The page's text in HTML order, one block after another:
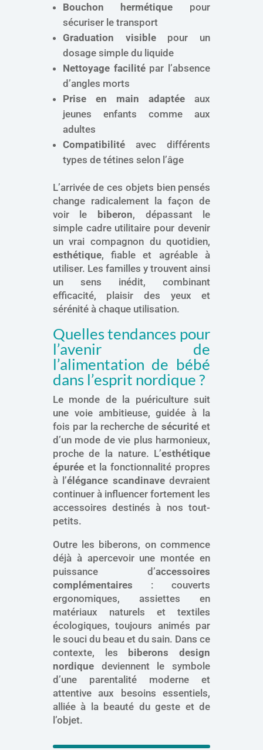
Bouchon hermétique pour
sécuriser le transport
Graduation visiblepour un
dosage simple du liquide
Nettoyage facilitépar l’absence
d’angles morts
Prise en main adaptée aux
jeunes enfants comme aux
adultes
Compatibilitéavec différents
types de tétines selon l’âge
L’arrivée de ces objets bien pensés
change radicalement la façon de
voir le
biberon, dépassant le
simple cadre utilitaire pour devenir
un vrai compagnon du quotidien,
esthétique, fiable et agréable à
utiliser. Les familles y trouvent ainsi
un sens inédit, combinant
efficacité, plaisir des yeux et
sérénité à chaque utilisation.
Quelles tendances pour
l’avenir de
l’alimentation de bébé
dans l’esprit nordique ?
Le monde de la puériculture suit
une voie ambitieuse, guidée à la
fois par la recherche desécurité et
d’un mode de vie plus harmonieux,
proche de la nature. L’esthétique
épuréeet la fonctionnalité propres
à l’élégance scandinavedevraient
continuer à influencer fortement les
accessoires destinés à nos tout-
petits.
Outre les biberons, on commence
déjà à apercevoir une montée en
puissance d’accessoires
complémentaires : couverts
ergonomiques, assiettes en
matériaux naturels et textiles
écologiques, toujours animés par
le souci du beau et du sain. Dans ce
contexte, les
biberons design
nordiquedeviennent le symbole
d’une parentalité moderne et
attentive aux besoins essentiels,
alliée à la beauté du geste et de
l’objet.